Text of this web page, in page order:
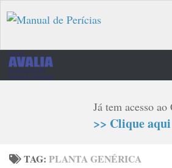
Skip to content
Já tem acesso
>> Clique
TAG: PLANTA GENÉRICA